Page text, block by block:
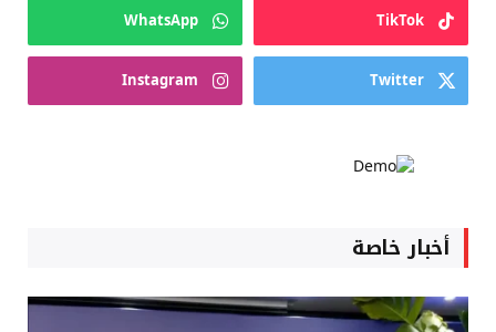
TikTok
WhatsApp
Twitter
Instagram
أخبار خاصة